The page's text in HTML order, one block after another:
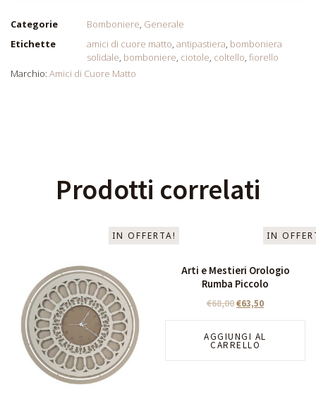
Categorie Bomboniere, Generale
Etichette
amici di cuore matto, antipastiera, bomboniera
solidale, bomboniere, ciotole, coltello, fiorello
Marchio: Amici di Cuore Matto
Prodotti correlati
IN OFFERTA! IN
Arti e Mestieri Orologio
Rumba Piccolo
€68,00€63,50
AGGIUNGI AL
CARRELLO